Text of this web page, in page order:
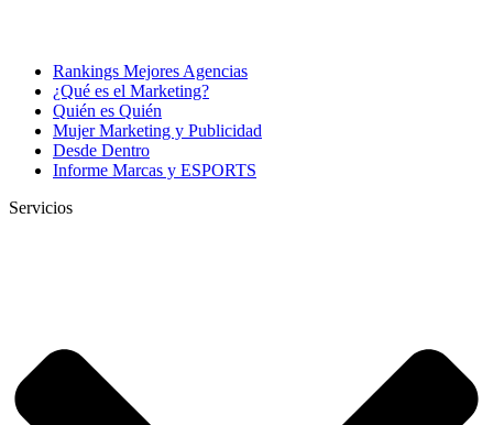
Rankings Mejores Agencias
¿Qué es el Marketing?
Quién es Quién
Mujer Marketing y Publicidad
Desde Dentro
Informe Marcas y ESPORTS
Servicios